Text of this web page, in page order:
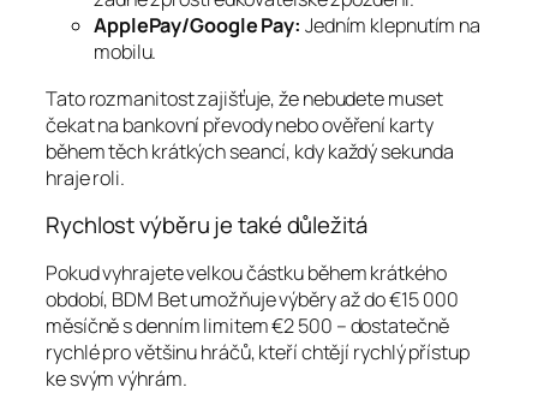
ApplePay/Google Pay: Jedním klepnutím na
mobilu.
Tato rozmanitost zajišťuje, že nebudete muset
čekat na bankovní převody nebo ověření karty
během těch krátkých seancí, kdy každý sekunda
hraje roli.
Rychlost výběru je také důležitá
Pokud vyhrajete velkou částku během krátkého
období, BDM Bet umožňuje výběry až do €15 000
měsíčně s denním limitem €2 500 – dostatečně
rychlé pro většinu hráčů, kteří chtějí rychlý přístup
ke svým výhrám.